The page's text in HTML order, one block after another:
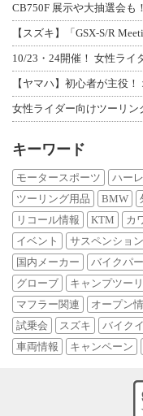
CB750F 展示や大抽選会も
【スズキ】「GSX-S/R
10/23・24開催！ 女性ライ
【ヤマハ】初心者が主役
女性ライダー向けツーリン
キーワード
モータースポーツ ハー
ツーリング用品
BMW
リコール情報
KTM カ
イベント
サスペンション
国内メーカー
バイクパ
グローブ
キャンプツー
マフラー関連
オープン
試乗会
スズキ バイク
車両情報
キャンペーン